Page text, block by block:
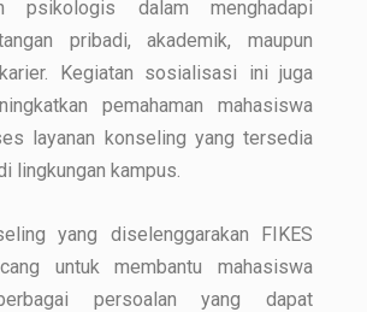
psikologis dalam menghadapi
pribadi, akademik, maupun
Kegiatan sosialisasi ini juga
pemahaman mahasiswa
layanan konseling yang tersedia
lingkungan kampus.
yang diselenggarakan FIKES
untuk membantu mahasiswa
persoalan yang dapat